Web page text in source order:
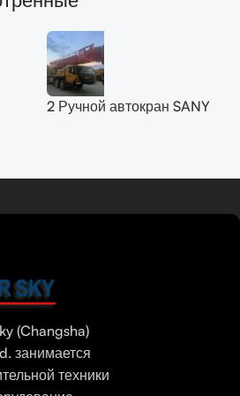
2 Ручной автокран SANY
(Changsha)
занимается
техники